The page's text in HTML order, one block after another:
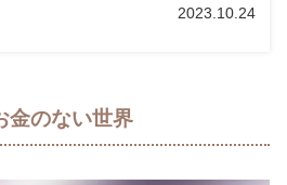
2023.10.24
金のない世界